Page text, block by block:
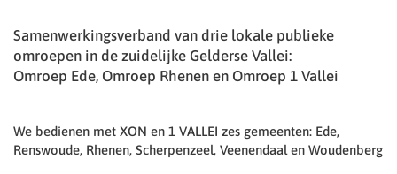
Samenwerkingsverband van drie lokale publieke
omroepen in de zuidelijke Gelderse Vallei:
Omroep Ede, Omroep Rhenen en Omroep 1 Vallei
We bedienen met XON en 1 VALLEI zes gemeenten: Ede,
Renswoude, Rhenen, Scherpenzeel, Veenendaal en Woudenberg